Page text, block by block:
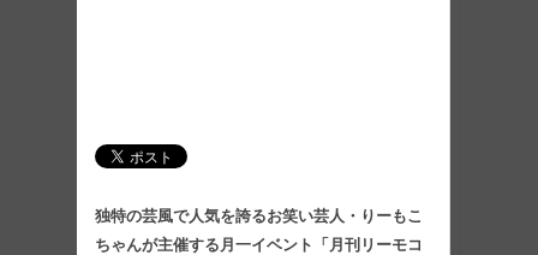
独特の芸風で人気を誇るお笑い芸人・りーもこ
ちゃんが主催する月一イベント「月刊リーモコ